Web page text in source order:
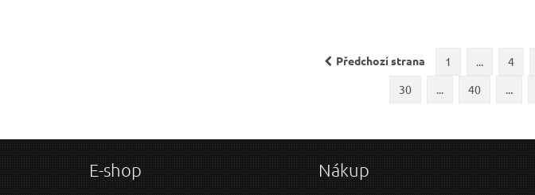
Předchozí strana 1 ... 4
30
... 40 ...
E-shop Nákup